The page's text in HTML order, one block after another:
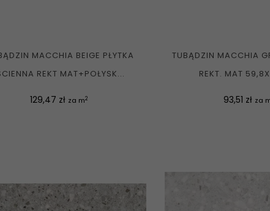
MACCHIA BEIGE PŁYTKA
REKT MAT+POŁYSK...
Cena
129,47 zł za m2
TUBĄDZIN MACCHIA
REKT. MAT
Cena
93,51 zł za